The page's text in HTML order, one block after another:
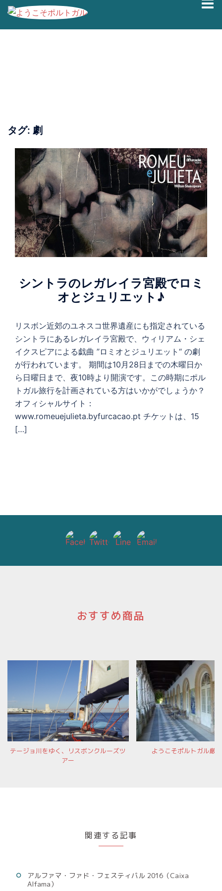
テ
タグ: 劇
シントラのレガレイラ宮殿でロミ
オとジュリエット♪
リスボン近郊のユネスコ世界遺産にも指定されている
シントラにあるレガレイラ宮殿で、ウィリアム・シェ
イクスピアによる戯曲 ”ロミオとジュリエット“ の劇
が行われています。 期間は10月28日までの木曜日か
ら日曜日まで、夜10時より開演です。この時期にポル
トガル旅行を計画されている方はいかがでしょうか？
オフィシャルサイト：
www.romeuejulieta.byfurcacao.pt チケットは、15
[…]
おすすめ商品
テージョ川をゆく、リスボンクルーズツ
アー
ようこそポルトガル厳
関連する記事
アルファマ・ファド・フェスティバル 2016（Caixa
Alfama）